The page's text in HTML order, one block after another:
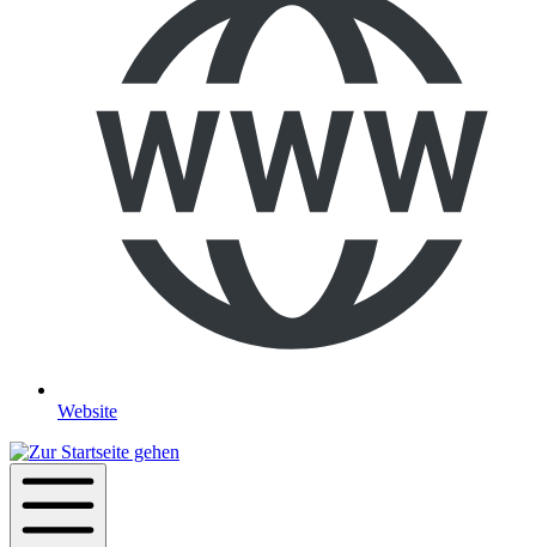
Website